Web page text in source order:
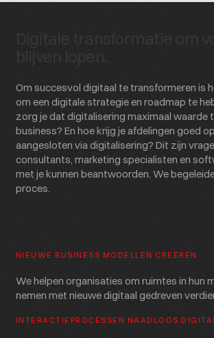
Digitale transformatie om
blijven lopen.
Om succesvol digitaal te transformeren is
om een digitale strategie en roadmap te
zorg je dat digitalisering maximaal waarde
business? En hoe krijg je afdelingen goed
aangesloten via digitalisering? Dit zijn
consultants, marketing specialisten en
met je kunnen beantwoorden. We
proces.
NIEUWE BUSINESS MODELLEN CREËREN
We helpen organisaties om ruimtes in hun
nemen met nieuwe digitaal gedreven
INTERACTIEPROCESSEN NAADLOOS